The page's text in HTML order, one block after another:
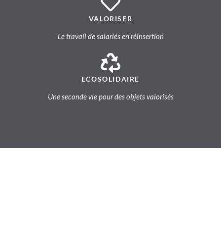
VALORISER
Le travail de salariés en réinsertion
ECOSOLIDAIRE
Une seconde vie pour des objets valorisés